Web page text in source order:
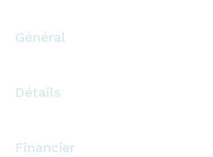
Général
Détails
Financier